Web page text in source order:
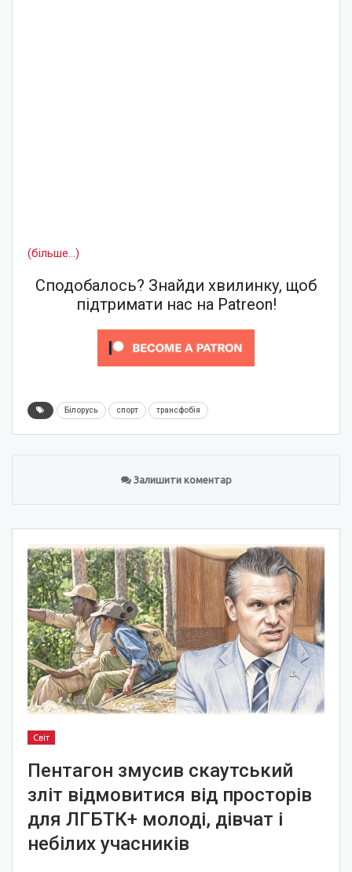
(більше…)
Сподобалось? Знайди хвилинку, щоб
підтримати нас на Patreon!
Білорусь спорт трансфобія
Залишити коментар
Світ
Пентагон змусив скаутський
зліт відмовитися від просторів
для ЛГБТК+ молоді, дівчат і
небілих учасників